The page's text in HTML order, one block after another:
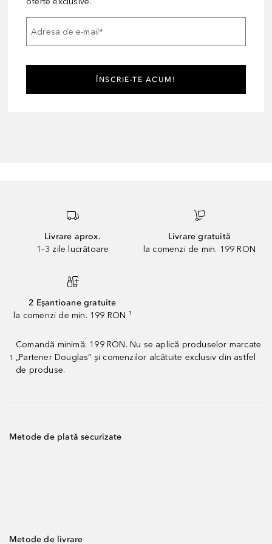
Adresa de e-mail *
ÎNSCRIE-TE ACUM!
Livrare aprox.
1–3 zile lucrătoare
Livrare gratuită
la comenzi de min. 199 RON
2 Eșantioane gratuite
la comenzi de min. 199 RON ¹
1
Comandă minimă: 199 RON. Nu se aplică produselor marcate
„Partener Douglas” și comenzilor alcătuite exclusiv din astfel
de produse.
Metode de plată securizate
Metode de livrare